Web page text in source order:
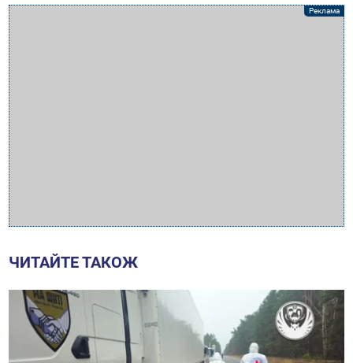
ЧИТАЙТЕ ТАКОЖ